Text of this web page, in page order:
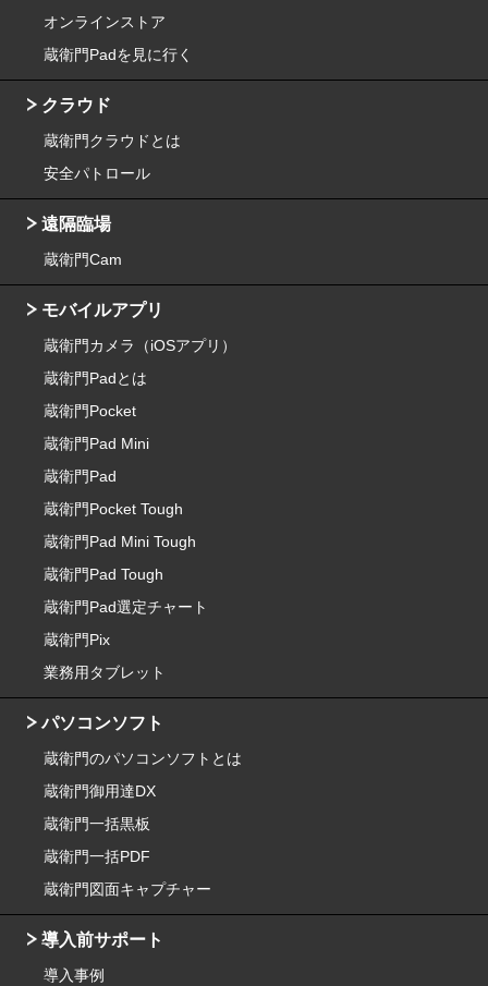
オンラインストア
蔵衛門Padを見に行く
クラウド
蔵衛門クラウドとは
安全パトロール
遠隔臨場
蔵衛門Cam
モバイルアプリ
蔵衛門カメラ（iOSアプリ）
蔵衛門Padとは
蔵衛門Pocket
蔵衛門Pad Mini
蔵衛門Pad
蔵衛門Pocket Tough
蔵衛門Pad Mini Tough
蔵衛門Pad Tough
蔵衛門Pad選定チャート
蔵衛門Pix
業務用タブレット
パソコンソフト
蔵衛門のパソコンソフトとは
蔵衛門御用達DX
蔵衛門一括黒板
蔵衛門一括PDF
蔵衛門図面キャプチャー
導入前サポート
導入事例